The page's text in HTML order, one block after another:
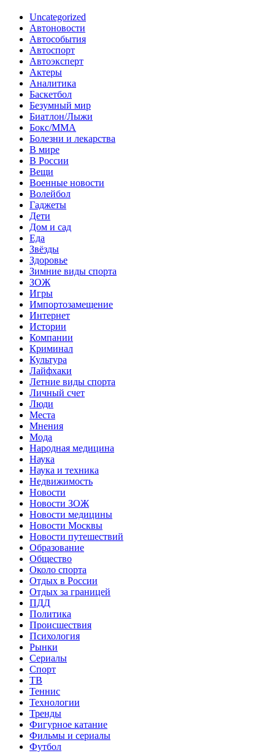
Uncategorized
Автоновости
Автособытия
Автоспорт
Автоэксперт
Актеры
Аналитика
Баскетбол
Безумный мир
Биатлон/Лыжи
Бокс/MMA
Болезни и лекарства
В мире
В России
Вещи
Военные новости
Волейбол
Гаджеты
Дети
Дом и сад
Еда
Звёзды
Здоровье
Зимние виды спорта
ЗОЖ
Игры
Импортозамещение
Интернет
Истории
Компании
Криминал
Культура
Лайфхаки
Летние виды спорта
Личный счет
Люди
Места
Мнения
Мода
Народная медицина
Наука
Наука и техника
Недвижимость
Новости
Новости ЗОЖ
Новости медицины
Новости Москвы
Новости путешествий
Образование
Общество
Около спорта
Отдых в России
Отдых за границей
ПДД
Политика
Происшествия
Психология
Рынки
Сериалы
Спорт
ТВ
Теннис
Технологии
Тренды
Фигурное катание
Фильмы и сериалы
Футбол